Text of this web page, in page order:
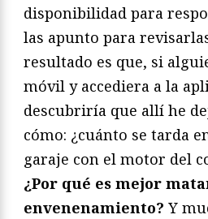
disponibilidad para
las apunto para
resultado es que, si
móvil y accediera a la
descubriría que allí he
cómo: ¿cuánto se tarda
garaje con el motor del
¿Por qué es mejor
envenenamiento? Y